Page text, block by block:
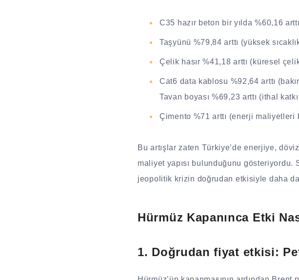
C35 hazır beton bir yılda %60,16
Taşyünü %79,84 arttı (yüksek
Çelik hasır %41,18 arttı (küresel
Cat6 data kablosu %92,64 arttı
Tavan boyası %69,23 arttı (ithal
Çimento %71 arttı (enerji maliyetleri
Bu artışlar zaten Türkiye’de enerjiye,
maliyet yapısı bulunduğunu
jeopolitik krizin doğrudan etkisiyle daha
Hürmüz Kapanınca Etki
1. Doğrudan fiyat etkisi: